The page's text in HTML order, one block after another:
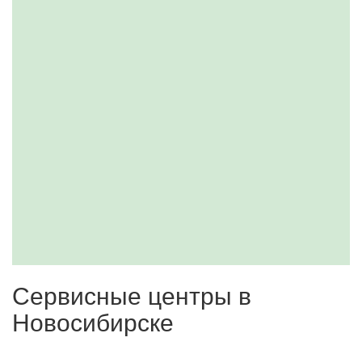
Сервисные центры в
Новосибирске